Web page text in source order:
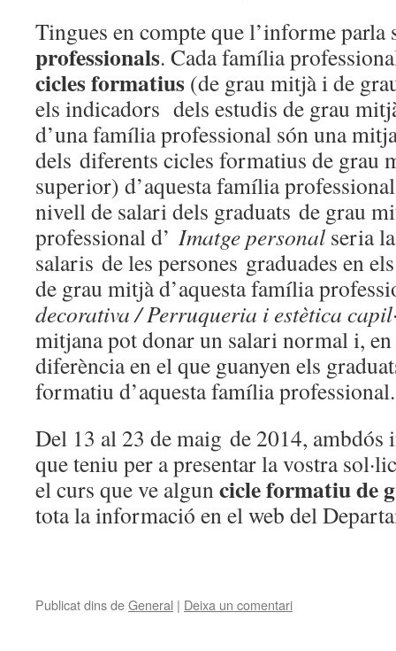
Tingues en compte que l’informe parla
professionals. Cada família
cicles formatius (de grau mitjà i de
els indicadors dels estudis de grau
d’una família professional són una
dels diferents cicles formatius de grau
superior) d’aquesta família
nivell de salari dels graduats de grau
professional d’ Imatge personal seria
salaris de les persones graduades en
de grau mitjà d’aquesta família
decorativa / Perruqueria i estètica
mitjana pot donar un salari normal i,
diferència en el que guanyen els
formatiu d’aquesta família professional.
Del 13 al 23 de maig de 2014, ambdós
que teniu per a presentar la vostra
el curs que ve alguncicle formatiu de
tota la informació en el web del
Publicat dins deGeneral | Deixa un comentari